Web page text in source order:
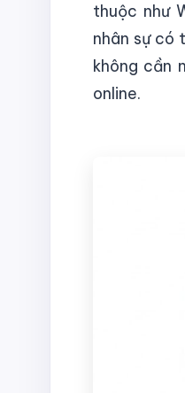
thuộc như
nhân sự có
không cần
online.